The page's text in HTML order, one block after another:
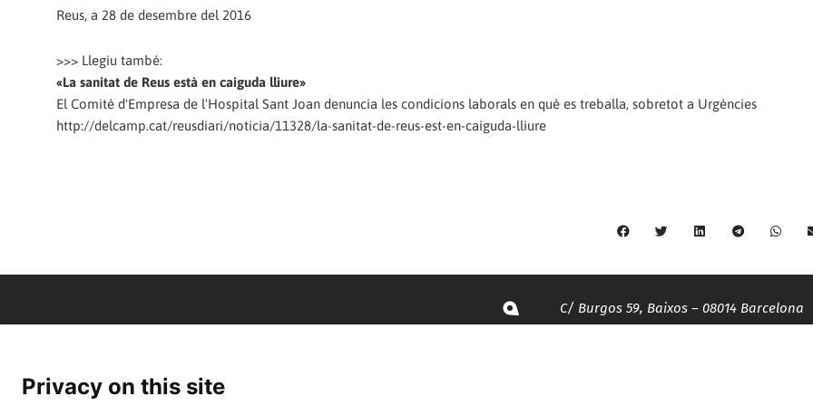
Reus, a 28 de desembre del 2016
>>> Llegiu també:
«La sanitat de Reus està en caiguda lliure»
El Comitè d'Empresa de l'Hospital Sant Joan denuncia les condicions laborals en què es treballa, sobretot a Urgències
http://delcamp.cat/reusdiari/noticia/11328/la-sanitat-de-reus-est-en-caiguda-lliure
C/ Burgos 59, Baixos – 08014 Barcelona
Privacy on this site